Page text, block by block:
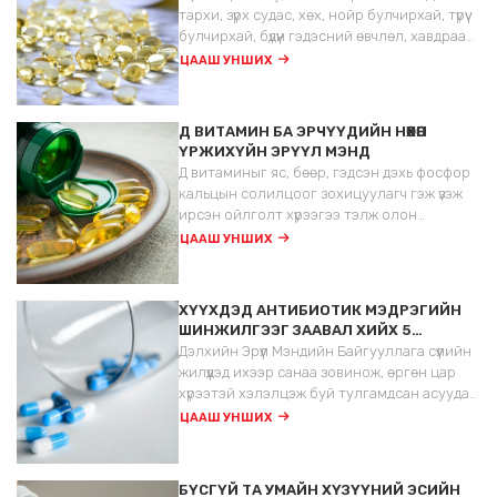
тархи, зүрх судас, хөх, нойр булчирхай, түрүү
булчирхай, бүдүүн гэдэсний өвчлөл, хавдраас
сэргийлэх ба эдгээр эрхтний хэвийн үйл
авьяастай гормон хэмээн тодорхойлох
болсон.
ЦААШ УНШИХ
Д ВИТАМИН БА ЭРЧҮҮДИЙН НӨХӨН
ҮРЖИХҮЙН ЭРҮҮЛ МЭНД
Д витаминыг яс, бөөр, гэдсэн дэхь фосфор
кальцын солилцоог зохицуулагч гэж үзэж
ирсэн ойлголт хүрээгээ тэлж олон
төрлийн өвчнүүд тэр дотроо
хэрэглэдэг гэсэн ойлголт хүмүүст байдаг
болмоор байна.
ЦААШ УНШИХ
ХҮҮХДЭД АНТИБИОТИК МЭДРЭГИЙН
ШИНЖИЛГЭЭГ ЗААВАЛ ХИЙХ 5
ШАЛТГААН
Дэлхийн Эрүүл Мэндийн Байгууллага сүүлийн
жилүүдэд ихээр санаа зовинож, өргөн цар
хүрээтэй хэлэлцэж буй тулгамдсан асуудал
бол АНТИБИОТИК ТЭСВЭРЖИЛТ…
ЦААШ УНШИХ
БҮСГҮЙ ТА УМАЙН ХҮЗҮҮНИЙ ЭСИЙН